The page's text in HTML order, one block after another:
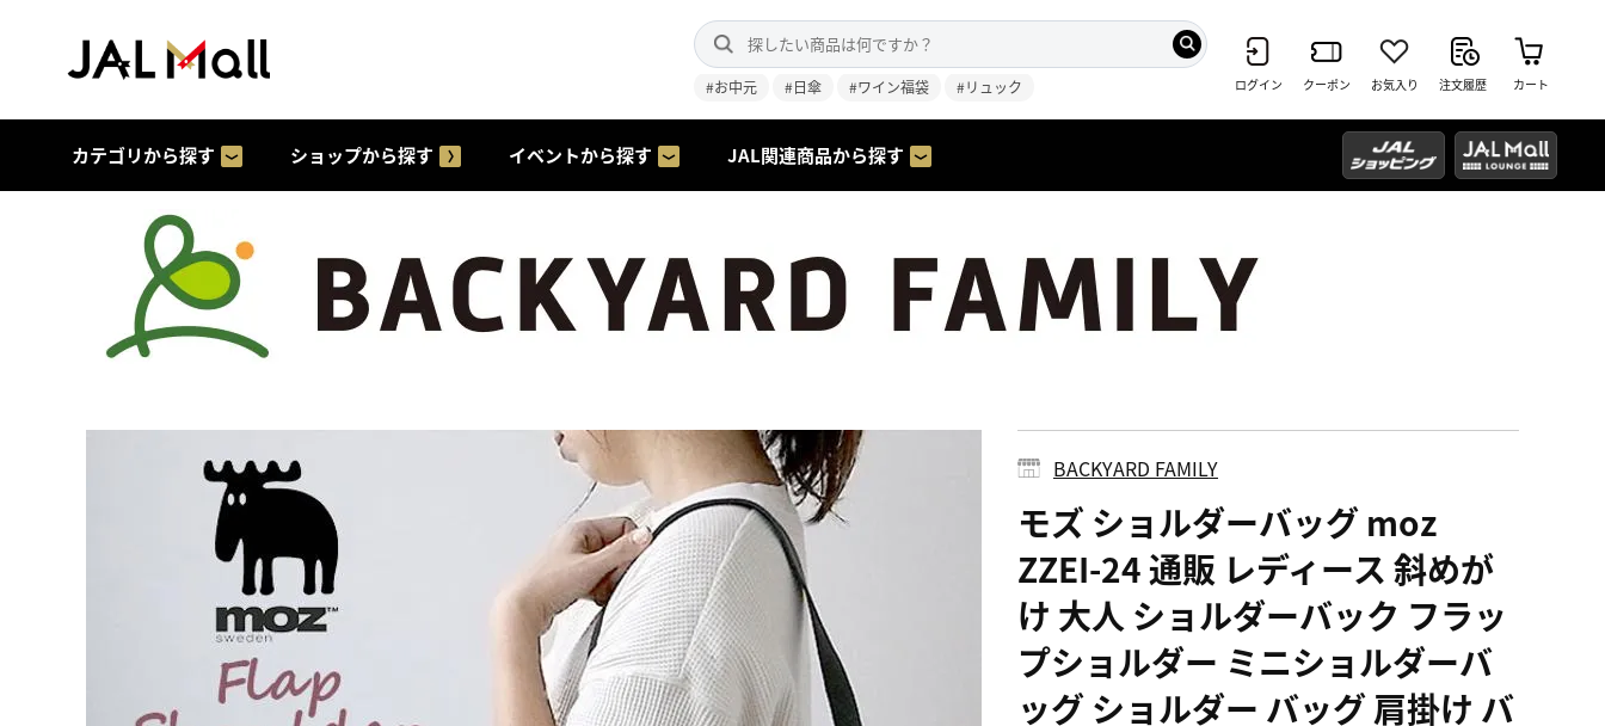
#お中元 #日傘 #ワイン福袋 #リュック ログイン クーポン お気入り 注文履歴 カート
カテゴリから探す ショップから探す イベントから探す JAL関連商品から探す
BACKYARD FAMILY
モズ ショルダーバッグ moz
ZZEI-24 通販 レディース 斜めが
け 大人 ショルダーバック フラッ
プショルダー ミニショルダーバ
ッグ ショルダー バッグ 肩掛け バ